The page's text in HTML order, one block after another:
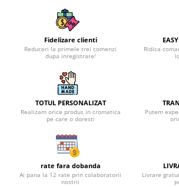
Fidelizare clienti
Reduceri la primele trei comenzi
dupa inregistrare!
Ridica
TOTUL PERSONALIZAT
Realizam orice produs in cromatica
pe care o doresti
Putem
rate fara dobanda
Ai pana la 12 rate prin colaboratorii
nostrii
Livrare